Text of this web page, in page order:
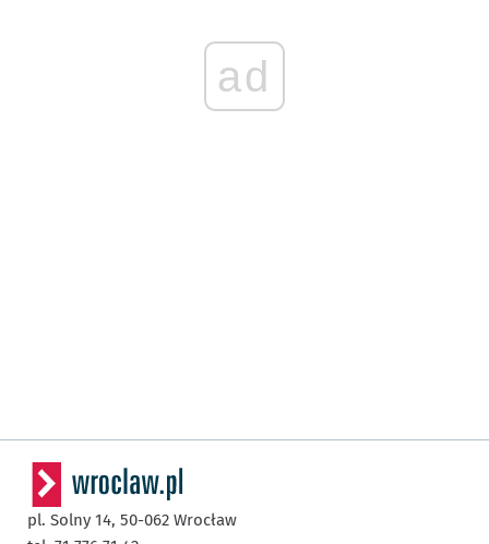
ad
pl. Solny 14, 50-062 Wrocław